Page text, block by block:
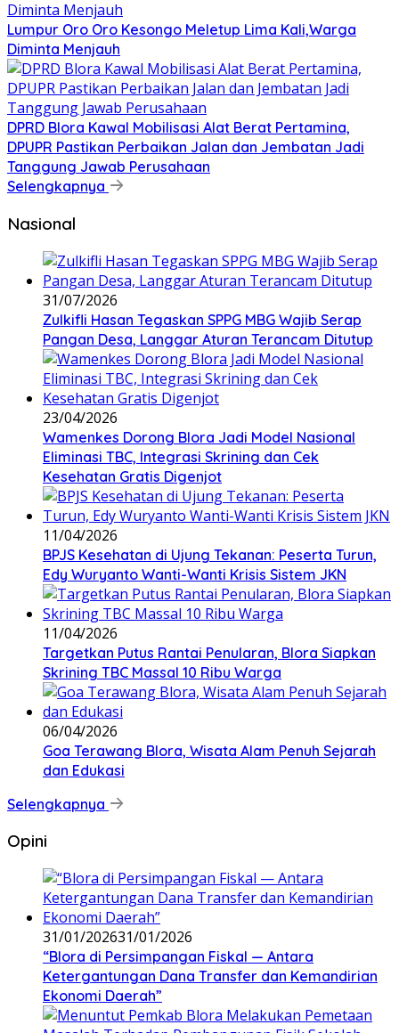
Lumpur Oro Oro Kesongo Meletup Lima Kali,Warga
Diminta Menjauh
DPRD Blora Kawal Mobilisasi Alat Berat Pertamina,
DPUPR Pastikan Perbaikan Jalan dan Jembatan Jadi
Tanggung Jawab Perusahaan
Selengkapnya
Nasional
31/07/2026
Zulkifli Hasan Tegaskan SPPG MBG Wajib Serap
Pangan Desa, Langgar Aturan Terancam Ditutup
23/04/2026
Wamenkes Dorong Blora Jadi Model Nasional
Eliminasi TBC, Integrasi Skrining dan Cek
Kesehatan Gratis Digenjot
11/04/2026
BPJS Kesehatan di Ujung Tekanan: Peserta Turun,
Edy Wuryanto Wanti-Wanti Krisis Sistem JKN
11/04/2026
‎Targetkan Putus Rantai Penularan, Blora Siapkan
Skrining TBC Massal 10 Ribu Warga
06/04/2026
Goa Terawang Blora, Wisata Alam Penuh Sejarah
dan Edukasi
Selengkapnya
Opini
31/01/202631/01/2026
‎“Blora di Persimpangan Fiskal — Antara
Ketergantungan Dana Transfer dan Kemandirian
Ekonomi Daerah”